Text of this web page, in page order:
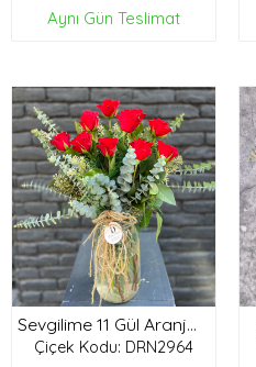
Aynı Gün Teslimat
Sevgilime 11 Gül Aranjman
Çiçek Kodu: DRN2964